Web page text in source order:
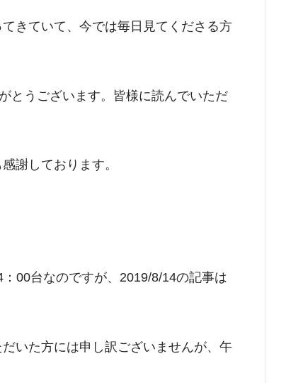
きていて、今では毎日見てくださる方
とうございます。皆様に読んでいただ
謝しております。
00台なのですが、2019/8/14の記事は
いた方には申し訳ございませんが、午